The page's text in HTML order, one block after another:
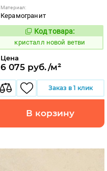
Материал:
Керамогранит
820634
Код товара:
кристалл новой ветви
Цена
6 075 руб./м²
Заказ в 1 клик
В корзину